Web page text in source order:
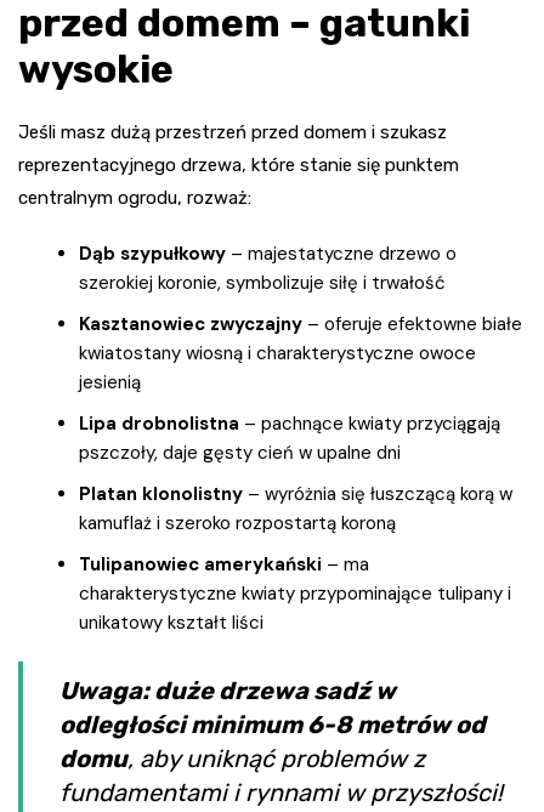
przed domem – gatunki
wysokie
Jeśli masz dużą przestrzeń przed domem i szukasz
reprezentacyjnego drzewa, które stanie się punktem
centralnym ogrodu, rozważ:
Dąb szypułkowy – majestatyczne drzewo o
szerokiej koronie, symbolizuje siłę i trwałość
Kasztanowiec zwyczajny – oferuje efektowne białe
kwiatostany wiosną i charakterystyczne owoce
jesienią
Lipa drobnolistna – pachnące kwiaty przyciągają
pszczoły, daje gęsty cień w upalne dni
Platan klonolistny – wyróżnia się łuszczącą korą w
kamuflaż i szeroko rozpostartą koroną
Tulipanowiec amerykański – ma
charakterystyczne kwiaty przypominające tulipany i
unikatowy kształt liści
Uwaga: duże drzewa sadź w
odległości minimum 6-8 metrów od
domu, aby uniknąć problemów z
fundamentami i rynnami w przyszłości!